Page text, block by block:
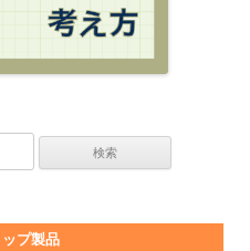
プ製品